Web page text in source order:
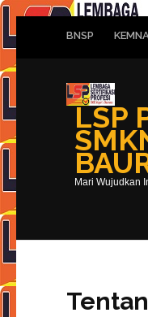
ke
konten
Enter)
BNSP
LSP
Mari Wujudkan